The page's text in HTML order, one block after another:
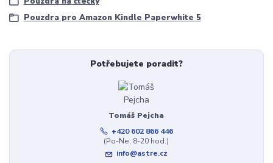
Pouzdra pro Amazon Kindle Paperwhite 5
Potřebujete poradit?
Tomáš Pejcha
+420 602 866 446
(Po-Ne, 8-20 hod.)
info@astre.cz